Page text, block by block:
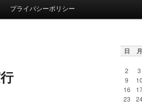
プライバシーポリシー
日 月
2
3
9
10
16
23